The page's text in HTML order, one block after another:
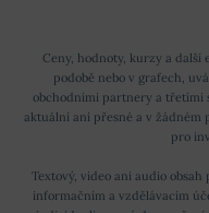
Ceny, hodnoty, kurzy a další
podobě nebo v grafech,
obchodními partnery a třetími
aktuální ani přesné a v žádném
pro
Textový, video ani audio
informačním a vzdělávacím